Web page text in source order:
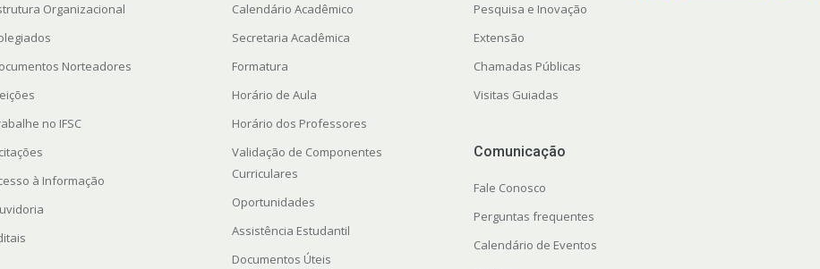
Organizacional
Norteadores
no IFSC
à Informação
Calendário Acadêmico
Secretaria Acadêmica
Formatura
Horário de Aula
Horário dos Professores
Validação de Componentes
Curriculares
Oportunidades
Assistência Estudantil
Documentos Úteis
Pesquisa e Inovação
Extensão
Chamadas Públicas
Visitas Guiadas
Comunicação
Fale Conosco
Perguntas frequentes
Calendário de Eventos